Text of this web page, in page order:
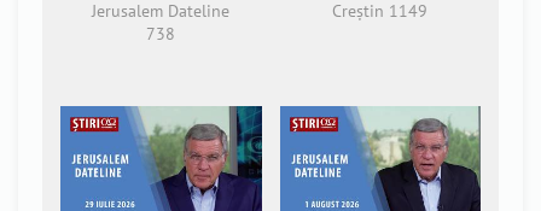
Jerusalem Dateline
738
Creștin 1149